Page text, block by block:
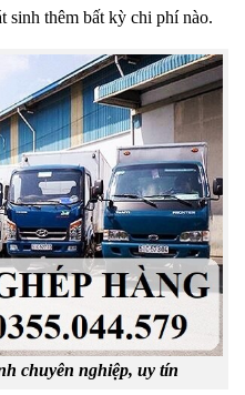
sinh thêm bất kỳ chi phí nào.
chuyên nghiệp, uy tín